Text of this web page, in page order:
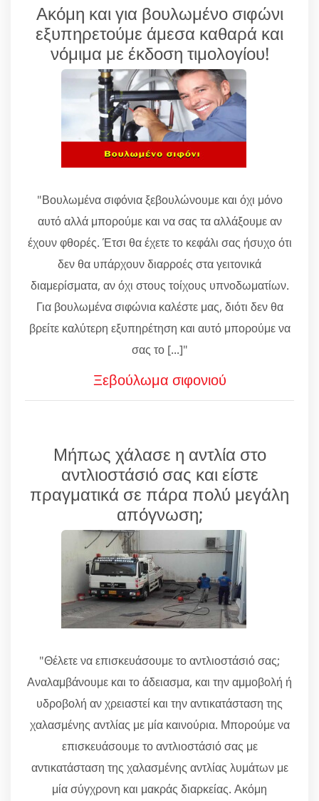
Ακόμη και για βουλωμένο σιφώνι
εξυπηρετούμε άμεσα καθαρά και
νόμιμα με έκδοση τιμολογίου!
"Βουλωμένα σιφόνια ξεβουλώνουμε και όχι μόνο
αυτό αλλά μπορούμε και να σας τα αλλάξουμε αν
έχουν φθορές. Έτσι θα έχετε το κεφάλι σας ήσυχο ότι
δεν θα υπάρχουν διαρροές στα γειτονικά
διαμερίσματα, αν όχι στους τοίχους υπνοδωματίων.
Για βουλωμένα σιφώνια καλέστε μας, διότι δεν θα
βρείτε καλύτερη εξυπηρέτηση και αυτό μπορούμε να
σας το [...]"
Ξεβούλωμα σιφονιού
Μήπως χάλασε η αντλία στο
αντλιοστάσιό σας και είστε
πραγματικά σε πάρα πολύ μεγάλη
απόγνωση;
"Θέλετε να επισκευάσουμε το αντλιοστάσιό σας;
Αναλαμβάνουμε και το άδειασμα, και την αμμοβολή ή
υδροβολή αν χρειαστεί και την αντικατάσταση της
χαλασμένης αντλίας με μία καινούρια. Μπορούμε να
επισκευάσουμε το αντλιοστάσιό σας με
αντικατάσταση της χαλασμένης αντλίας λυμάτων με
μία σύγχρονη και μακράς διαρκείας. Ακόμη